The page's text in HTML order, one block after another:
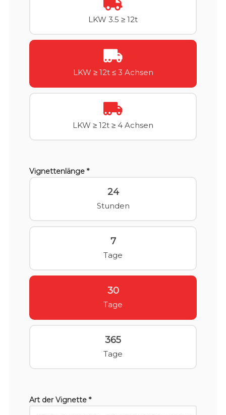
LKW 3.5 ≥ 12t
LKW ≥ 12t ≤ 3 Achsen
LKW ≥ 12t ≥ 4 Achsen
Vignettenlänge *
24
Stunden
7
Tage
30
Tage
365
Tage
Art der Vignette *